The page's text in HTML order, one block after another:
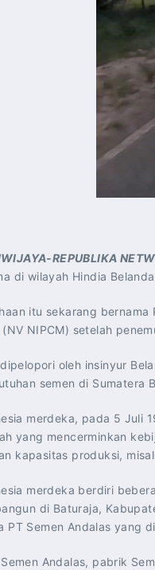
REPUBLIKA
di wilayah Hindia
itu sekarang
NIPCM) setelah
oleh insinyur
semen di Sumatera
merdeka, pada 5 Juli
yang mencerminkan
kapasitas produksi,
merdeka berdiri
di Baturaja,
PT Semen Andalas yang
Andalas, pabrik